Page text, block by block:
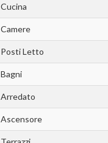
Cucina
Camere
Posti Letto
Bagni
Arredato
Ascensore